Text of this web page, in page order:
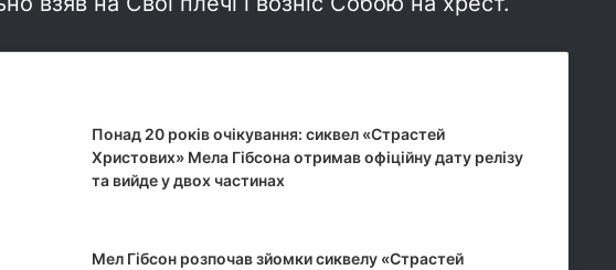
Понад 20 років очікування: сиквел «Страстей
Христових» Мела Гібсона отримав офіційну дату релізу
та вийде у двох частинах
Мел Гібсон розпочав зйомки сиквелу «Страстей